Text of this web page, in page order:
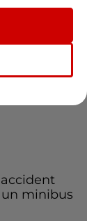
la
accident
minibus